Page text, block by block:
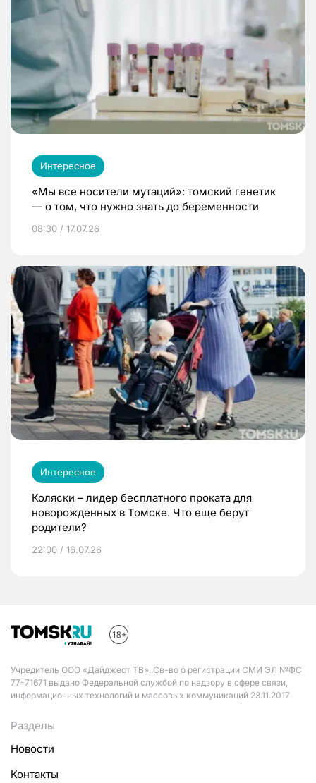
Интересное
«Мы все носители мутаций»: томский генетик
— о том, что нужно знать до беременности
08:30 / 17.07.26
Интересное
Коляски – лидер бесплатного проката для
новорожденных в Томске. Что еще берут
родители?
22:00 / 16.07.26
Учредитель ООО «Дайджест ТВ». Св-во о регистрации СМИ ЭЛ №ФС
77-71671 выдано Федеральной службой по надзору в сфере связи,
информационных технологий и массовых коммуникаций 23.11.2017
Разделы
Новости
Контакты